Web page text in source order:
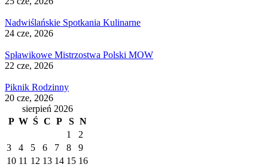
Nadwiślańskie Spotkania Kulinarne
24 cze, 2026
Spławikowe Mistrzostwa Polski MOW
22 cze, 2026
Piknik Rodzinny
20 cze, 2026
sierpień 2026
P W Ś C P S N
1
2
3
4 5 6 7 8
9
10 11 12 13 14 15 16